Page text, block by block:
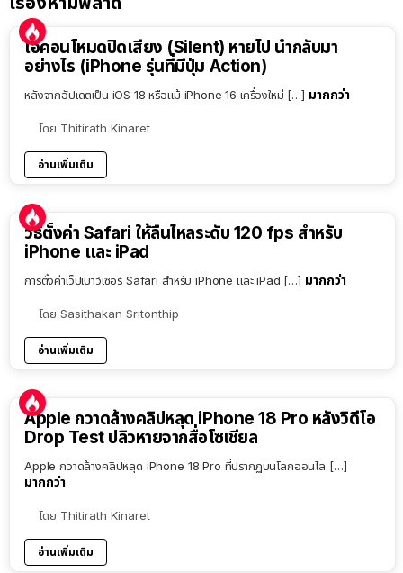
ไอคอนโหมดปิดเสียง (Silent) หายไป นำกลับมา
อย่างไร (iPhone รุ่นที่มีปุ่ม Action)
หลังจากอัปเดตเป็น iOS 18 หรือแม้ iPhone 16 เครื่องใหม่ […] มากกว่า
โดย Thitirath Kinaret
อ่านเพิ่มเติม
วิธีตั้งค่า Safari ให้ลื่นไหลระดับ 120 fps สำหรับ
iPhone และ iPad
การตั้งค่าเว็ปเบาว์เซอร์ Safari สำหรับ iPhone และ iPad […] มากกว่า
โดย Sasithakan Sritonthip
อ่านเพิ่มเติม
Apple กวาดล้างคลิปหลุด iPhone 18 Pro หลังวิดีโอ
Drop Test ปลิวหายจากสื่อโซเชียล
Apple กวาดล้างคลิปหลุด iPhone 18 Pro ที่ปรากฏบนโลกออนไล […]
มากกว่า
โดย Thitirath Kinaret
อ่านเพิ่มเติม